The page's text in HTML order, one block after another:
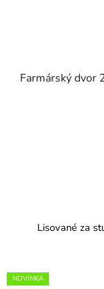
Farmárský dvor
Lisované za
NOVINKA